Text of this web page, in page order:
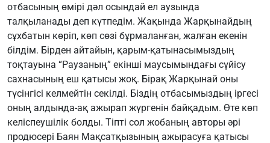
отбасының өмірі дәл осындай ел аузында
талқыланады деп күтпедім. Жақында Жарқынайдың
сұхбатын көріп, көп сөзі бұрмаланған, жалған екенін
білдім. Бірден айтайын, қарым-қатынасымыздың
тоқтауына “Раузаның” екінші маусымындағы сүйісу
сахнасының еш қатысы жоқ. Бірақ Жарқынай оны
түсінгісі келмейтін секілді. Біздің отбасымыздың іргесі
оның алдында-ақ ажырап жүргенін байқадым. Өте көп
келіспеушілік болды. Тіпті сол жобаның авторы әрі
продюсері Баян Мақсатқызының ажырасуға қатысы